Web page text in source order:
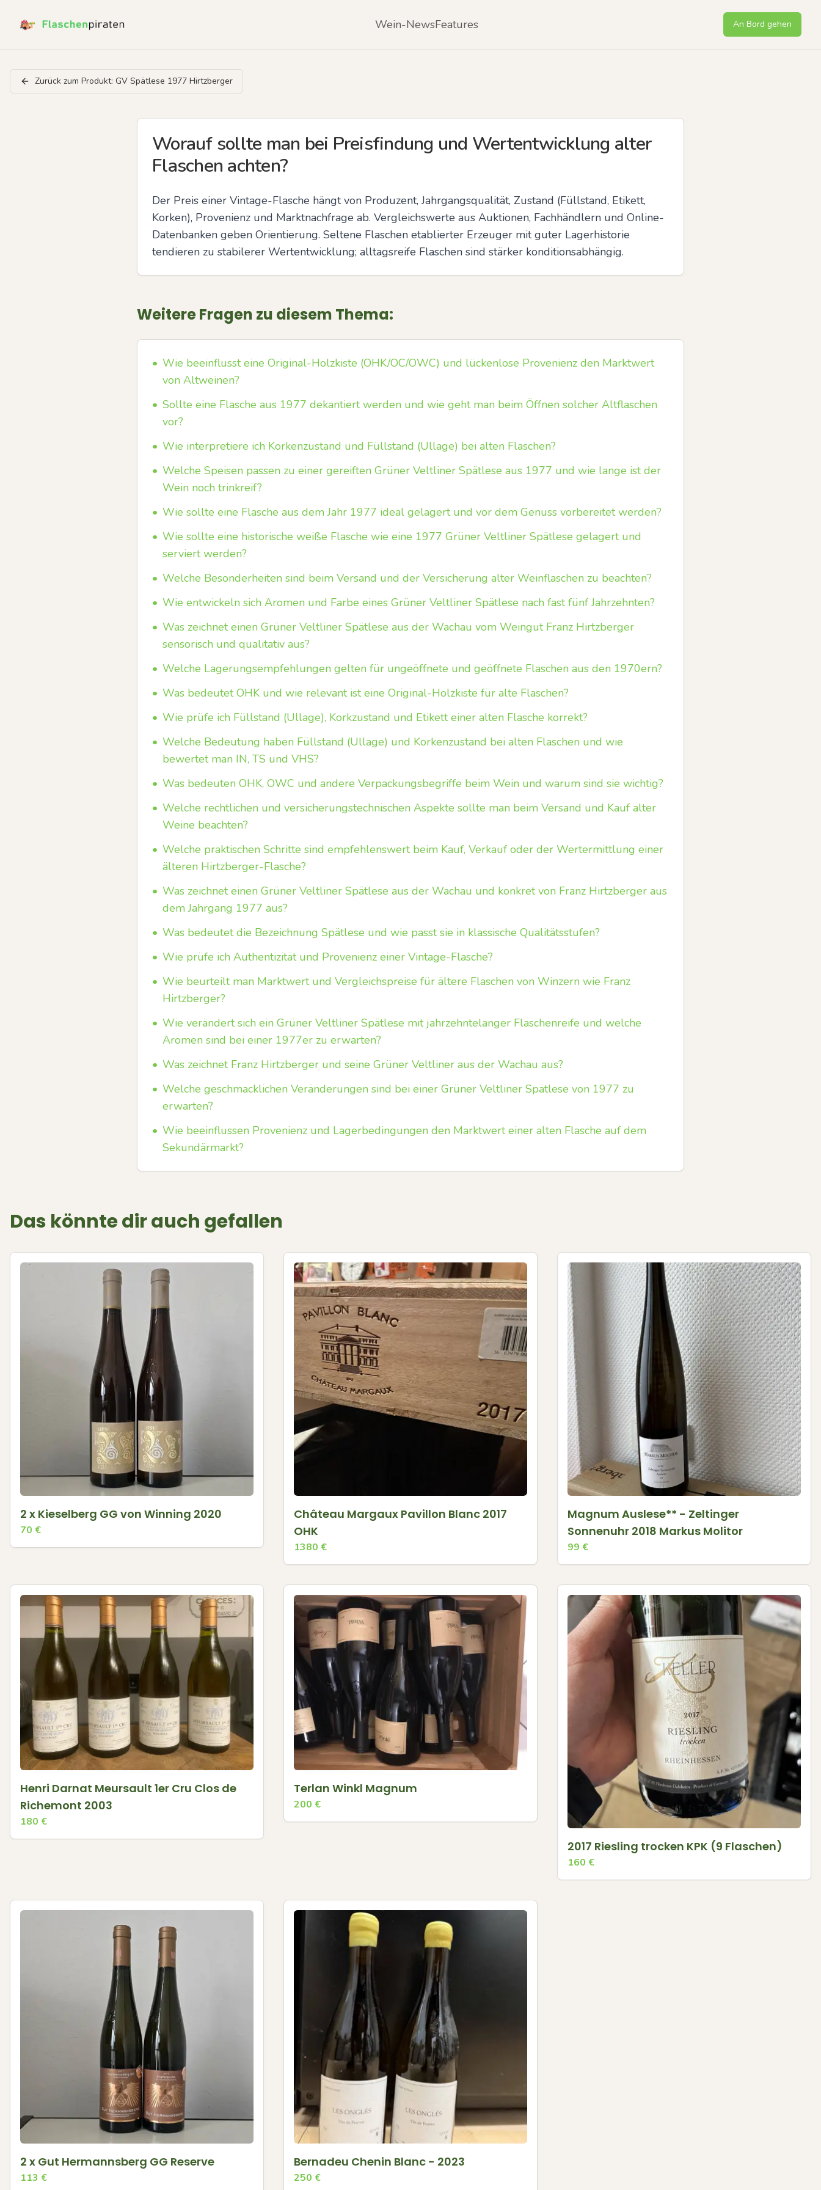
Wein-NewsFeatures An Bord gehen
Zurück zum Produkt: GV Spätlese 1977 Hirtzberger
Worauf sollte man bei Preisfindung und Wertentwicklung alter
Flaschen achten?
Der Preis einer Vintage-Flasche hängt von Produzent, Jahrgangsqualität, Zustand (Füllstand, Etikett,
Korken), Provenienz und Marktnachfrage ab. Vergleichswerte aus Auktionen, Fachhändlern und Online-
Datenbanken geben Orientierung. Seltene Flaschen etablierter Erzeuger mit guter Lagerhistorie
tendieren zu stabilerer Wertentwicklung; alltagsreife Flaschen sind stärker konditionsabhängig.
Weitere Fragen zu diesem Thema:
• Wie beeinflusst eine Original-Holzkiste (OHK/OC/OWC) und lückenlose Provenienz den Marktwert
von Altweinen?
• Sollte eine Flasche aus 1977 dekantiert werden und wie geht man beim Öffnen solcher Altflaschen
vor?
• Wie interpretiere ich Korkenzustand und Füllstand (Ullage) bei alten Flaschen?
• Welche Speisen passen zu einer gereiften Grüner Veltliner Spätlese aus 1977 und wie lange ist der
Wein noch trinkreif?
• Wie sollte eine Flasche aus dem Jahr 1977 ideal gelagert und vor dem Genuss vorbereitet werden?
• Wie sollte eine historische weiße Flasche wie eine 1977 Grüner Veltliner Spätlese gelagert und
serviert werden?
• Welche Besonderheiten sind beim Versand und der Versicherung alter Weinflaschen zu beachten?
• Wie entwickeln sich Aromen und Farbe eines Grüner Veltliner Spätlese nach fast fünf Jahrzehnten?
• Was zeichnet einen Grüner Veltliner Spätlese aus der Wachau vom Weingut Franz Hirtzberger
sensorisch und qualitativ aus?
• Welche Lagerungsempfehlungen gelten für ungeöffnete und geöffnete Flaschen aus den 1970ern?
• Was bedeutet OHK und wie relevant ist eine Original-Holzkiste für alte Flaschen?
• Wie prüfe ich Füllstand (Ullage), Korkzustand und Etikett einer alten Flasche korrekt?
• Welche Bedeutung haben Füllstand (Ullage) und Korkenzustand bei alten Flaschen und wie
bewertet man IN, TS und VHS?
• Was bedeuten OHK, OWC und andere Verpackungsbegriffe beim Wein und warum sind sie wichtig?
• Welche rechtlichen und versicherungstechnischen Aspekte sollte man beim Versand und Kauf alter
Weine beachten?
• Welche praktischen Schritte sind empfehlenswert beim Kauf, Verkauf oder der Wertermittlung einer
älteren Hirtzberger-Flasche?
• Was zeichnet einen Grüner Veltliner Spätlese aus der Wachau und konkret von Franz Hirtzberger aus
dem Jahrgang 1977 aus?
• Was bedeutet die Bezeichnung Spätlese und wie passt sie in klassische Qualitätsstufen?
• Wie prüfe ich Authentizität und Provenienz einer Vintage-Flasche?
• Wie beurteilt man Marktwert und Vergleichspreise für ältere Flaschen von Winzern wie Franz
Hirtzberger?
• Wie verändert sich ein Grüner Veltliner Spätlese mit jahrzehntelanger Flaschenreife und welche
Aromen sind bei einer 1977er zu erwarten?
• Was zeichnet Franz Hirtzberger und seine Grüner Veltliner aus der Wachau aus?
• Welche geschmacklichen Veränderungen sind bei einer Grüner Veltliner Spätlese von 1977 zu
erwarten?
• Wie beeinflussen Provenienz und Lagerbedingungen den Marktwert einer alten Flasche auf dem
Sekundärmarkt?
Das könnte dir auch gefallen
2 x Kieselberg GG von Winning 2020
70 €
Château Margaux Pavillon Blanc 2017
OHK
1380 €
Magnum Auslese** - Zeltinger
Sonnenuhr 2018 Markus Molitor
99 €
Henri Darnat Meursault 1er Cru Clos de
Richemont 2003
180 €
Terlan Winkl Magnum
200 €
2017 Riesling trocken KPK (9 Flaschen)
160 €
2 x Gut Hermannsberg GG Reserve
113 €
Bernadeu Chenin Blanc - 2023
250 €